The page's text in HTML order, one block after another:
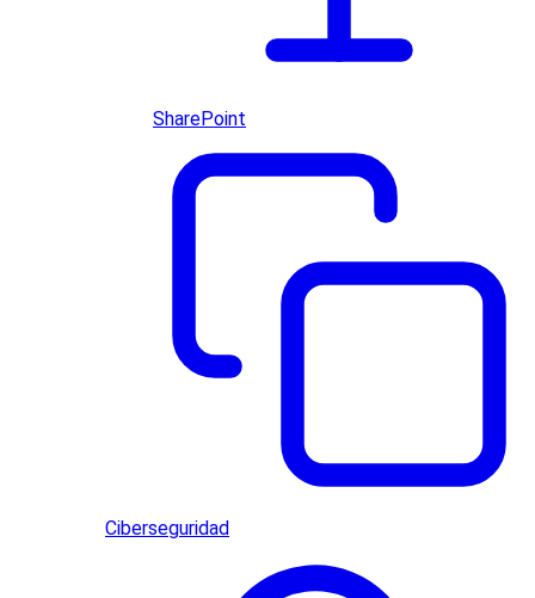
SharePoint
Ciberseguridad